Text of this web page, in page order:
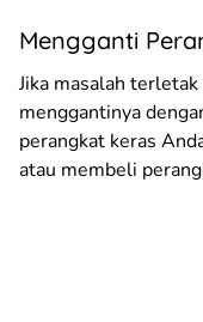
Mengganti
Jika masalah
menggantinya
perangkat keras
atau membeli